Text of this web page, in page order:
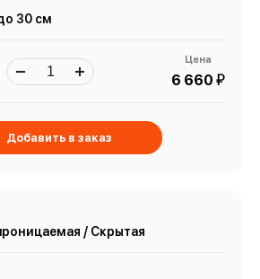
30 см
Цена
6 660 й
Добавить в заказ
/ Скрытая